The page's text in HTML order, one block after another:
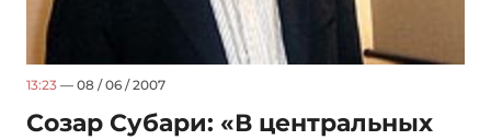
13:23 — 08 / 06 / 2007
Созар Субари: «В центральных